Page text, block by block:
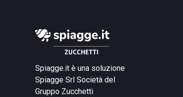
Spiagge.it è una soluzione
Spiagge Srl Società del
Gruppo Zucchetti